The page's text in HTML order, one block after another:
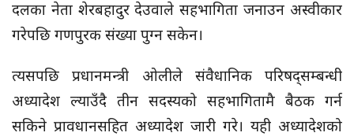
दलका नेता शेरबहादुर देउवाले सहभागिता जनाउन अस्वीकार
गरेपछि गणपुरक संख्या पुग्न सकेन।
त्यसपछि प्रधानमन्त्री ओलीले संवैधानिक परिषद्सम्बन्धी
अध्यादेश ल्याउँदै तीन सदस्यको सहभागितामै बैठक गर्न
सकिने प्रावधानसहित अध्यादेश जारी गरे। यही अध्यादेशको